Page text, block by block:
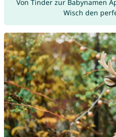
Von Tinder zur Babynamen
Wisch den